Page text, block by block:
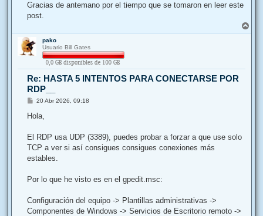
Gracias de antemano por el tiempo que se tomaron en leer este
post.
r
pako
Usuario Bill Gates
Re: HASTA 5 INTENTOS PARA CONECTARSE POR
RDP__
M
n
20 Abr 2026, 09:18
Hola,
El RDP usa UDP (3389), puedes probar a forzar a que use solo
TCP a ver si así consigues consigues conexiones más
estables.
Por lo que he visto es en el gpedit.msc:
Configuración del equipo -> Plantillas administrativas ->
Componentes de Windows -> Servicios de Escritorio remoto ->